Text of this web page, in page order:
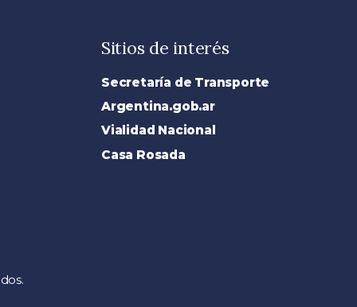
Sitios de interés
Secretaría de Transporte
Argentina.gob.ar
Vialidad Nacional
Casa Rosada